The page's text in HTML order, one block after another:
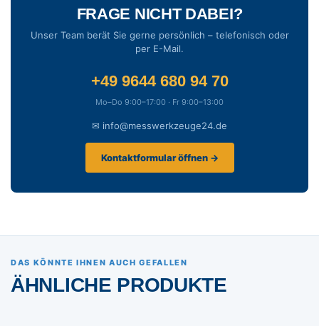
FRAGE NICHT DABEI?
Unser Team berät Sie gerne persönlich – telefonisch oder
per E-Mail.
+49 9644 680 94 70
Mo–Do 9:00–17:00 · Fr 9:00–13:00
✉ info@messwerkzeuge24.de
Kontaktformular öffnen →
DAS KÖNNTE IHNEN AUCH GEFALLEN
ÄHNLICHE PRODUKTE